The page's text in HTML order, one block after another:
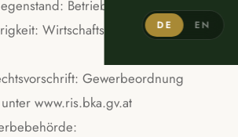
DE EN
Betrieb einer Golfanlage
Wirtschaftskammer
Gewerbeordnung
www.ris.bka.gv.at